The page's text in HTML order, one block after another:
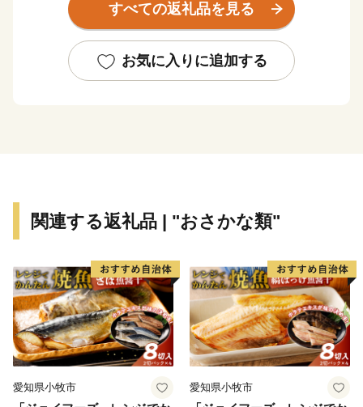
古くから「お札と切手以外は何でも揃う」と言われるほ
また、紙・パルプ製品分野における自治体別「製造品出
今後も適正かつ公正な運営に努めて参りますので、どう
します。
すべての返礼品を見る
お気に入りに追加する
関連する返礼品 | "おさかな類"
愛知県小牧市 愛知県小牧市